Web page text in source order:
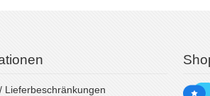
Lieferbeschränkungen